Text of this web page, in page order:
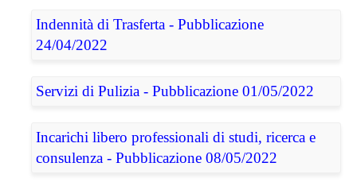
Indennità di Trasferta - Pubblicazione
24/04/2022
Servizi di Pulizia - Pubblicazione 01/05/2022
Incarichi libero professionali di studi, ricerca e
consulenza - Pubblicazione 08/05/2022